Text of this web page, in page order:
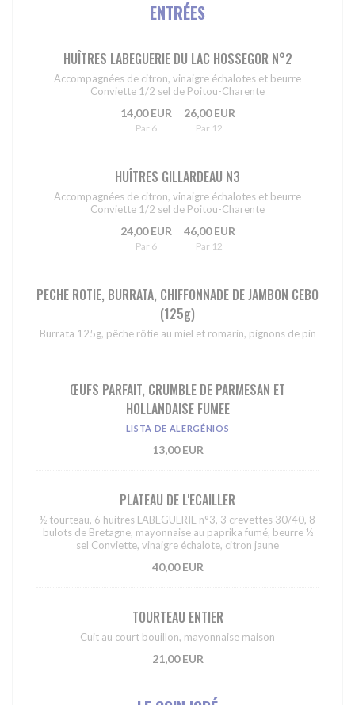
ENTRÉES
HUÎTRES LABEGUERIE DU LAC HOSSEGOR N°2
Accompagnées de citron, vinaigre échalotes et beurre
Conviette 1/2 sel de Poitou-Charente
14,00 EUR
Par 6
26,00 EUR
Par 12
HUÎTRES GILLARDEAU N3
Accompagnées de citron, vinaigre échalotes et beurre
Conviette 1/2 sel de Poitou-Charente
24,00 EUR
Par 6
46,00 EUR
Par 12
PECHE ROTIE, BURRATA, CHIFFONNADE DE JAMBON CEBO
(125g)
Burrata 125g, pêche rôtie au miel et romarin, pignons de pin
ŒUFS PARFAIT, CRUMBLE DE PARMESAN ET
HOLLANDAISE FUMEE
LISTA DE ALERGÉNIOS
13,00 EUR
PLATEAU DE L'ECAILLER
½ tourteau, 6 huitres LABEGUERIE n°3, 3 crevettes 30/40, 8
bulots de Bretagne, mayonnaise au paprika fumé, beurre ½
sel Conviette, vinaigre échalote, citron jaune
40,00 EUR
TOURTEAU ENTIER
Cuit au court bouillon, mayonnaise maison
21,00 EUR